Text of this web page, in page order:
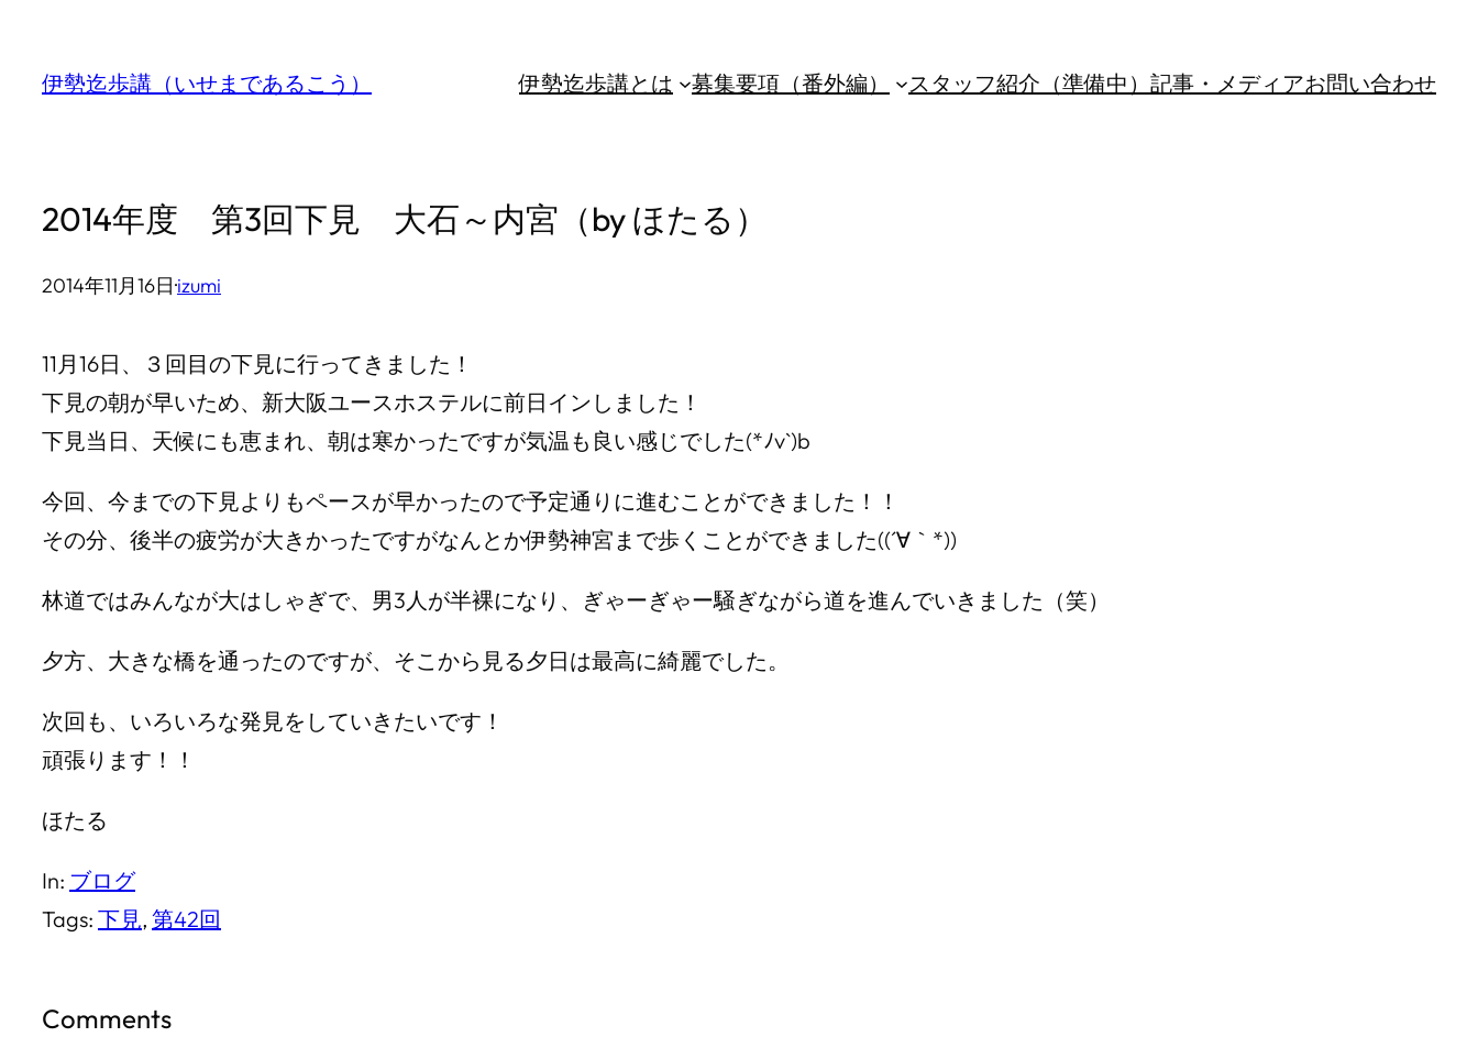
伊勢迄歩講（いせまであるこう） 伊勢迄歩講とは 募集要項（番外編） スタッフ紹介（準備中） 記事・メディアお問い合わせ
2014年度 第3回下見 大石～内宮（by ほたる）
2014年11月16日·izumi
11月16日、３回目の下見に行ってきました！
下見の朝が早いため、新大阪ユースホステルに前日インしました！
下見当日、天候にも恵まれ、朝は寒かったですが気温も良い感じでした(*ﾉv`)b
今回、今までの下見よりもペースが早かったので予定通りに進むことができました！！
その分、後半の疲労が大きかったですがなんとか伊勢神宮まで歩くことができました((´∀｀*))
林道ではみんなが大はしゃぎで、男3人が半裸になり、ぎゃーぎゃー騒ぎながら道を進んでいきました（笑）
夕方、大きな橋を通ったのですが、そこから見る夕日は最高に綺麗でした。
次回も、いろいろな発見をしていきたいです！
頑張ります！！
ほたる
In: ブログ
Tags: 下見, 第42回
Comments